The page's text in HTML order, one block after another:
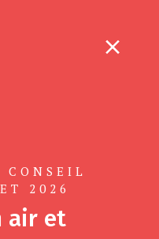
CONSEIL
2026
air et